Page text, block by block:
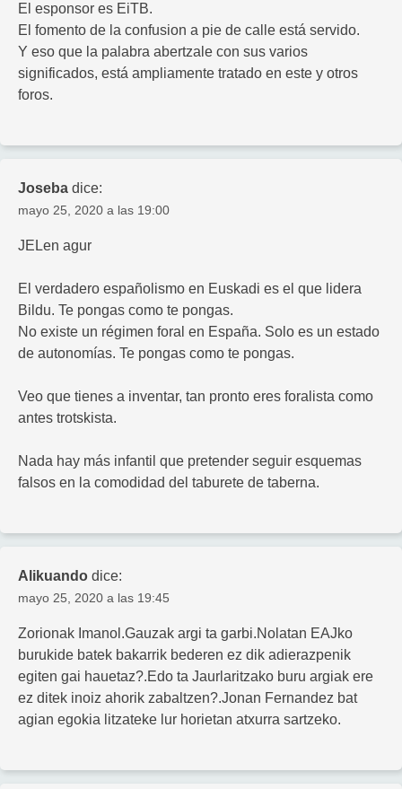
El esponsor es EiTB.
El fomento de la confusion a pie de calle está servido.
Y eso que la palabra abertzale con sus varios
significados, está ampliamente tratado en este y otros
foros.
Joseba dice:
mayo 25, 2020 a las 19:00
JELen agur
El verdadero españolismo en Euskadi es el que lidera
Bildu. Te pongas como te pongas.
No existe un régimen foral en España. Solo es un estado
de autonomías. Te pongas como te pongas.
Veo que tienes a inventar, tan pronto eres foralista como
antes trotskista.
Nada hay más infantil que pretender seguir esquemas
falsos en la comodidad del taburete de taberna.
Alikuando dice:
mayo 25, 2020 a las 19:45
Zorionak Imanol.Gauzak argi ta garbi.Nolatan EAJko
burukide batek bakarrik bederen ez dik adierazpenik
egiten gai hauetaz?.Edo ta Jaurlaritzako buru argiak ere
ez ditek inoiz ahorik zabaltzen?.Jonan Fernandez bat
agian egokia litzateke lur horietan atxurra sartzeko.